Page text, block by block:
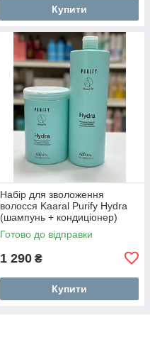
Купити
Набір для зволоження
волосся Kaaral Purify Hydra
(шампунь + кондиціонер)
Готово до відправки
1 290 ₴
Купити